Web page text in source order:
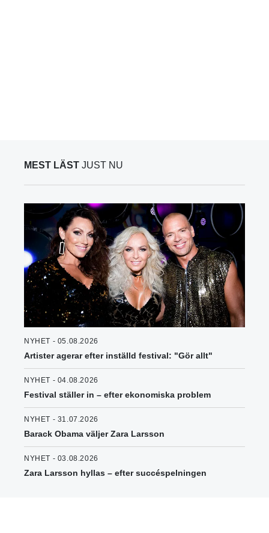
MEST LÄST JUST NU
NYHET - 05.08.2026
Artister agerar efter inställd festival: "Gör allt"
NYHET - 04.08.2026
Festival ställer in – efter ekonomiska problem
NYHET - 31.07.2026
Barack Obama väljer Zara Larsson
NYHET - 03.08.2026
Zara Larsson hyllas – efter succéspelningen